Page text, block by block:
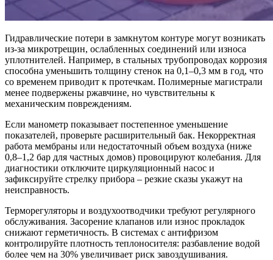
Гидравлические потери в замкнутом контуре могут возникать
из-за микротрещин, ослабленных соединений или износа
уплотнителей. Например, в стальных трубопроводах коррозия
способна уменьшить толщину стенок на 0,1–0,3 мм в год, что
со временем приводит к протечкам. Полимерные магистрали
менее подвержены ржавчине, но чувствительны к
механическим повреждениям.
Если манометр показывает постепенное уменьшение
показателей, проверьте расширительный бак. Некорректная
работа мембраны или недостаточный объем воздуха (ниже
0,8–1,2 бар для частных домов) провоцируют колебания. Для
диагностики отключите циркуляционный насос и
зафиксируйте стрелку прибора – резкие сказы укажут на
неисправность.
Терморегуляторы и воздухоотводчики требуют регулярного
обслуживания. Засорение клапанов или износ прокладок
снижают герметичность. В системах с антифризом
контролируйте плотность теплоносителя: разбавление водой
более чем на 30% увеличивает риск завоздушивания.